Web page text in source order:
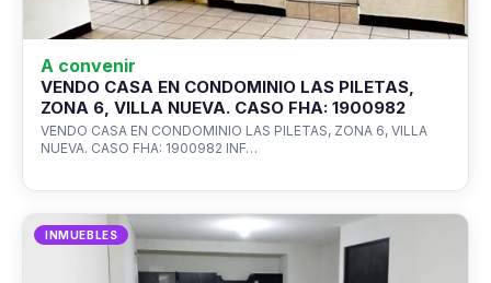
A convenir
VENDO CASA EN CONDOMINIO LAS PILETAS,
ZONA 6, VILLA NUEVA. CASO FHA: 1900982
VENDO CASA EN CONDOMINIO LAS PILETAS, ZONA 6, VILLA
NUEVA. CASO FHA: 1900982 INF…
INMUEBLES